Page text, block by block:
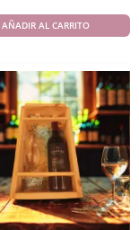
AÑADIR AL CARRITO